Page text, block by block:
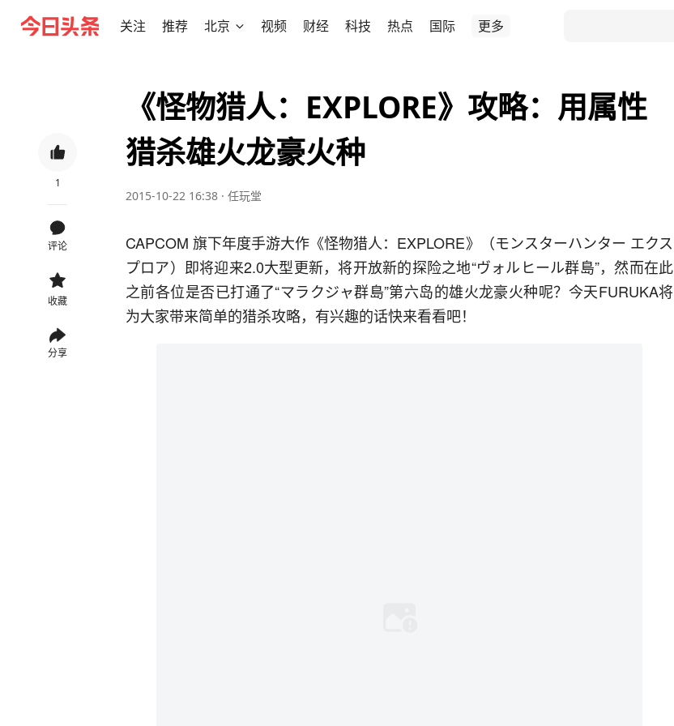
关注 推荐 北京 视频 财经 科技 热点 国际 更多
1
评论
收藏
分享
《怪物猎人：EXPLORE》攻略：用属性
猎杀雄火龙豪火种
2015-10-22 16:38 · 任玩堂
CAPCOM 旗下年度手游大作《怪物猎人：EXPLORE》（モンスターハンター エクス
プロア）即将迎来2.0大型更新，将开放新的探险之地“ヴォルヒール群島”，然而在此
之前各位是否已打通了“マラクジャ群島”第六岛的雄火龙豪火种呢？今天FURUKA将
为大家带来简单的猎杀攻略，有兴趣的话快来看看吧！